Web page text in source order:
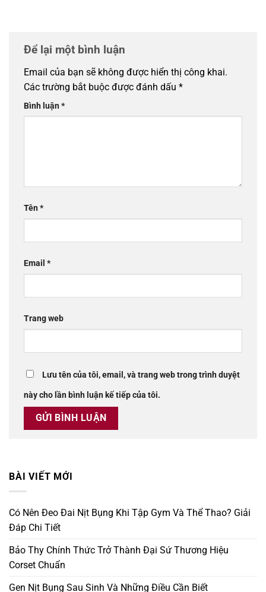
Để lại một bình luận
Email của bạn sẽ không được hiển thị công khai.
Các trường bắt buộc được đánh dấu *
Bình luận*
Tên*
Email *
Trang web
Lưu tên của tôi, email, và trang web trong trình duyệt
này cho lần bình luận kế tiếp của tôi.
BÀI VIẾT MỚI
Có Nên Đeo Đai Nịt Bụng Khi Tập Gym Và Thể Thao? Giải
Đáp Chi Tiết
Bảo Thy Chính Thức Trở Thành Đại Sứ Thương Hiệu
Corset Chuẩn
Gen Nịt Bụng Sau Sinh Và Những Điều Cần Biết